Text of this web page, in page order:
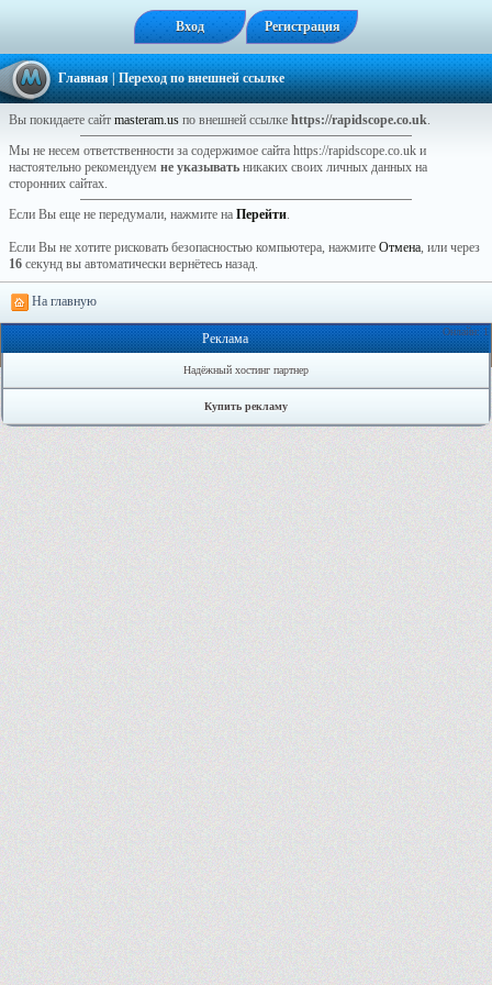
Вход Регистрация
Главная| Переход по внешней ссылке
Вы покидаете сайт masteram.us по внешней ссылке https://rapidscope.co.uk.
Мы не несем ответственности за содержимое сайта https://rapidscope.co.uk и
настоятельно рекомендуем не указывать никаких своих личных данных на
сторонних сайтах.
Если Вы еще не передумали, нажмите на Перейти.
Если Вы не хотите рисковать безопасностью компьютера, нажмите Отмена, или через
16 секунд вы автоматически вернётесь назад.
На главную
Онлайн: 1
Реклама
Надёжный хостинг партнер
Купить рекламу